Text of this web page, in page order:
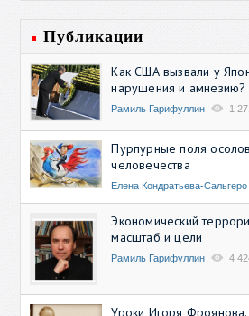
Публикации
Как США вызвали у
нарушения и амнезию?
Рамиль Гарифуллин 1
Пурпурные поля
человечества
Елена Кондратьева-Сальгеро
Экономический
масштаб и цели
Рамиль Гарифуллин 4
Уроки Игоря